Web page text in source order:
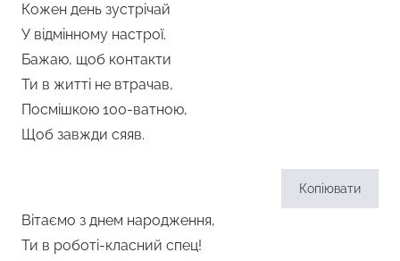
Кожен день зустрічай
У відмінному настрої.
Бажаю, щоб контакти
Ти в житті не втрачав,
Посмішкою 100-ватною,
Щоб завжди сяяв.
Копіювати
Вітаємо з днем народження,
Ти в роботі-класний спец!